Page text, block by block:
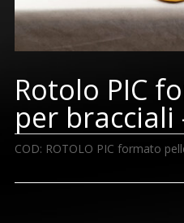
Rotolo PIC
per bracciali
COD: ROTOLO PIC formato